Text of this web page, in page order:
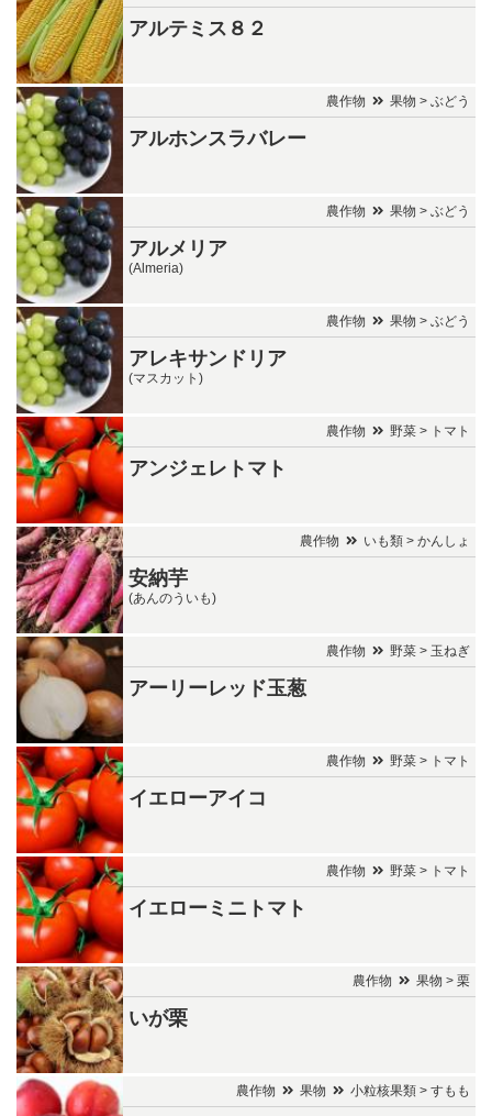
アルテミス８２
農作物 果物 > ぶどう
アルホンスラバレー
農作物 果物 > ぶどう
アルメリア
(Almeria)
農作物 果物 > ぶどう
アレキサンドリア
(マスカット)
農作物 野菜 > トマト
アンジェレトマト
農作物 いも類 > かんしょ
安納芋
(あんのういも)
農作物 野菜 > 玉ねぎ
アーリーレッド玉葱
農作物 野菜 > トマト
イエローアイコ
農作物 野菜 > トマト
イエローミニトマト
農作物 果物 > 栗
いが栗
農作物 果物 小粒核果類 > すもも